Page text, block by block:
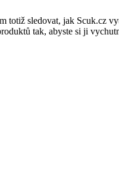
sledovat, jak Scuk.cz
tak, abyste si ji